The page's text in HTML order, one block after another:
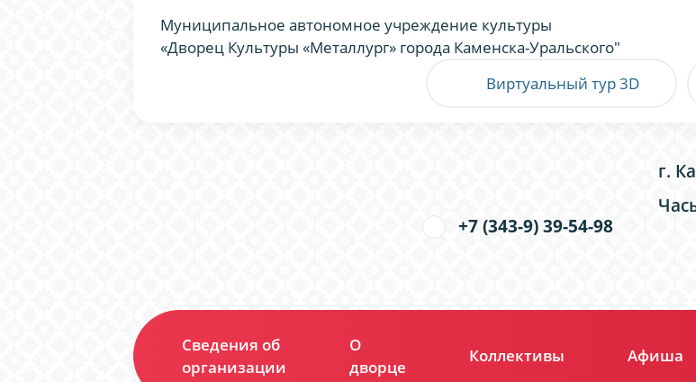
Муниципальное автономное учреждение культуры
«Дворец Культуры «Металлург» города Каменска-Уральского"
Виртуальный тур 3D
г.
+7 (343-9) 39-54-98
Сведения об
организации
О
дворце
Коллективы Афиша